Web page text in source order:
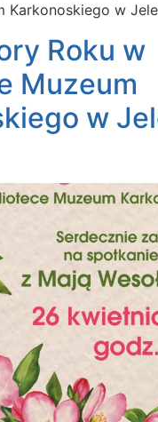
Karkonoskiego w
Roku w
Muzeum
w